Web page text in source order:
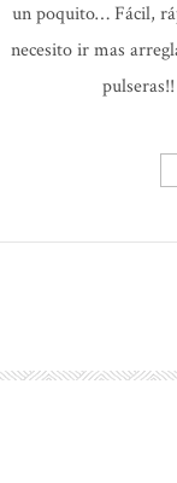
un poquito… Fácil,
necesito ir mas